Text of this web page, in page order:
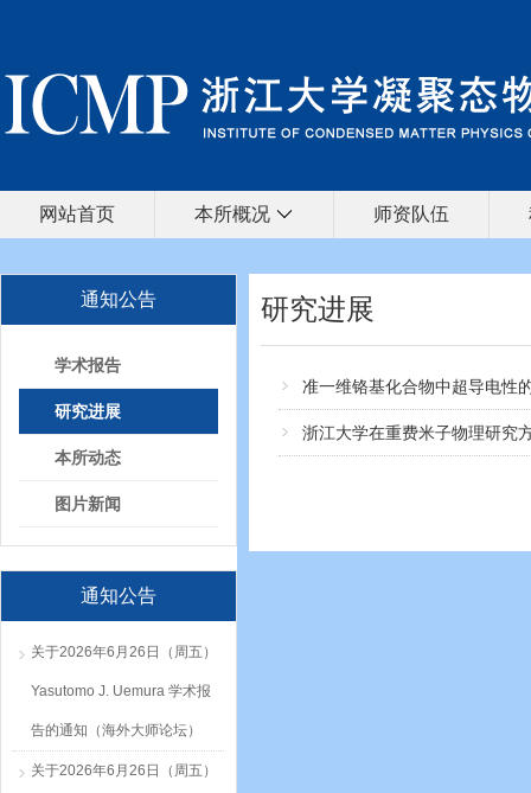
网站首页 本所概况 师资队伍
通知公告
学术报告
研究进展
本所动态
图片新闻
通知公告
关于2026年6月26日（周五）
Yasutomo J. Uemura 学术报
告的通知（海外大师论坛）
关于2026年6月26日（周五）
研究进展
准一维铬基化合物中超导电性
浙江大学在重费米子物理研究